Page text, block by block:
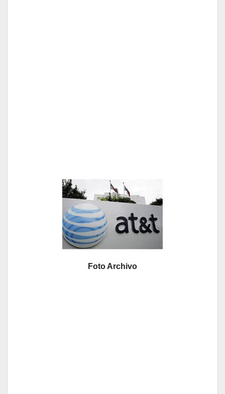
Foto Archivo